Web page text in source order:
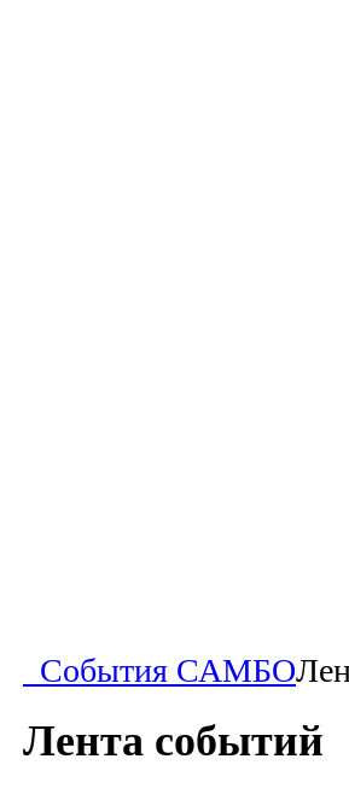
События САМБО
Лента событий